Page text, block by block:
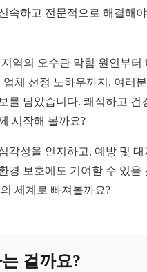
속하고 전문적으로 해결해
역의 오수관 막힘 원인부터
체 선정 노하우까지, 여러
를 담았습니다. 쾌적하고 건
시작해 볼까요?
각성을 인지하고, 예방 및 대
경 보호에도 기여할 수 있을
세계로 빠져볼까요?
걸까요?